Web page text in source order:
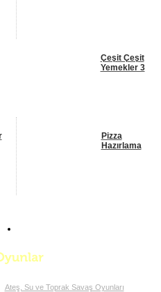
Çeşit Çeşit
Yemekler 3
Pizza
Hazırlama
Ateş, Su ve Toprak Savaş Oyunları